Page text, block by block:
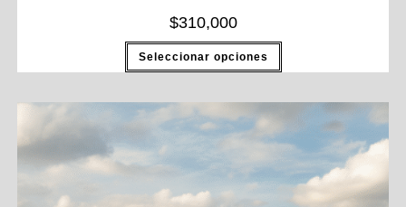
$310,000
Seleccionar opciones